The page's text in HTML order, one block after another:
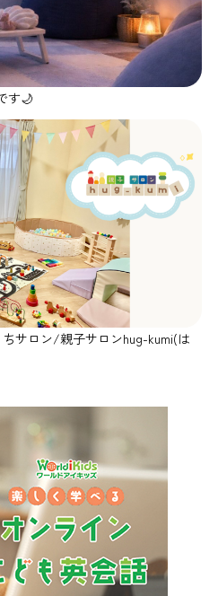
す🌙
サロン/親子サロンhug-kumi(は